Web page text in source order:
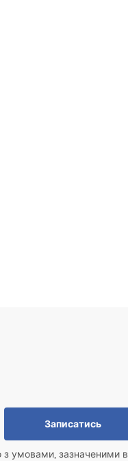
Записатись
з умовами, зазначеними в